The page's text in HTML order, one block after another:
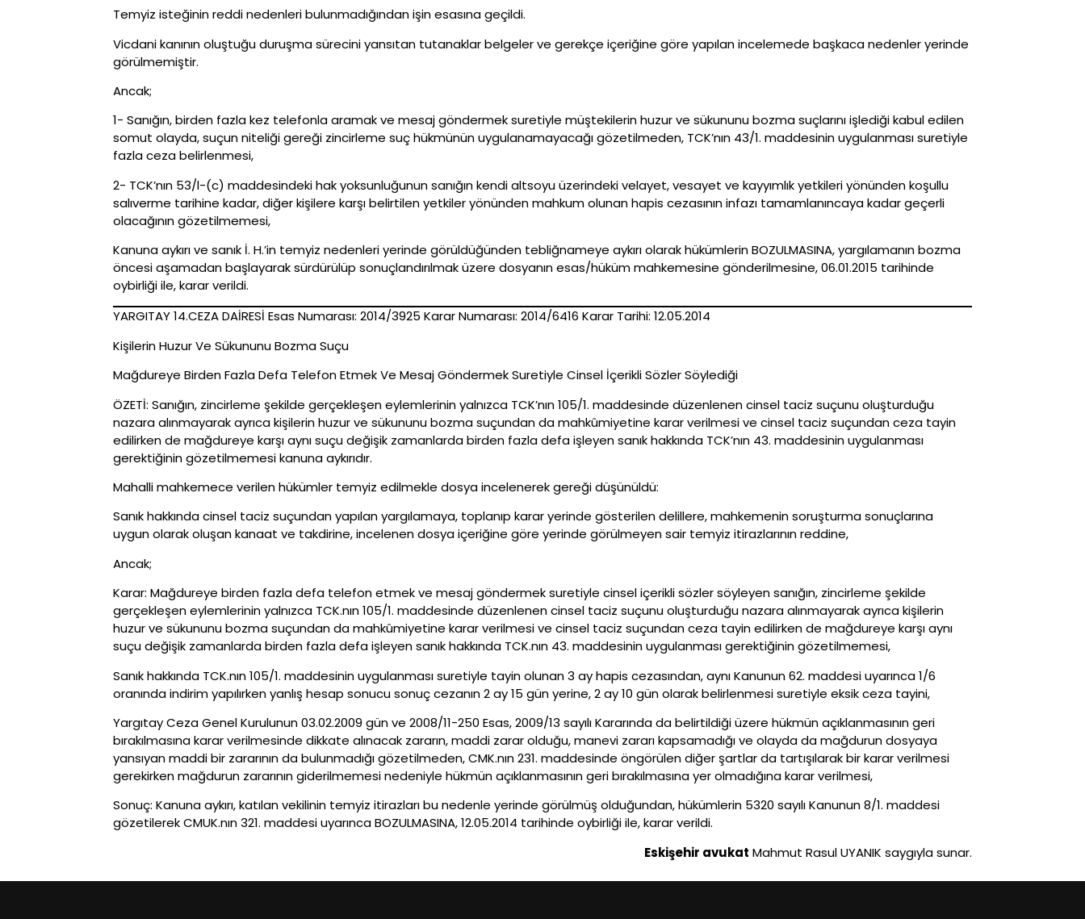
Temyiz isteğinin reddi nedenleri bulunmadığından işin esasına geçildi.
Vicdani kanının oluştuğu duruşma sürecini yansıtan tutanaklar belgeler ve gerekçe içeriğine göre yapılan incelemede başkaca nedenler yerinde
görülmemiştir.
Ancak;
1- Sanığın, birden fazla kez telefonla aramak ve mesaj göndermek suretiyle müştekilerin huzur ve sükununu bozma suçlarını işlediği kabul edilen
somut olayda, suçun niteliği gereği zincirleme suç hükmünün uygulanamayacağı gözetilmeden, TCK’nın 43/1. maddesinin uygulanması suretiyle
fazla ceza belirlenmesi,
2- TCK’nın 53/l-(c) maddesindeki hak yoksunluğunun sanığın kendi altsoyu üzerindeki velayet, vesayet ve kayyımlık yetkileri yönünden koşullu
salıverme tarihine kadar, diğer kişilere karşı belirtilen yetkiler yönünden mahkum olunan hapis cezasının infazı tamamlanıncaya kadar geçerli
olacağının gözetilmemesi,
Kanuna aykırı ve sanık İ. H.’in temyiz nedenleri yerinde görüldüğünden tebliğnameye aykırı olarak hükümlerin BOZULMASINA, yargılamanın bozma
öncesi aşamadan başlayarak sürdürülüp sonuçlandırılmak üzere dosyanın esas/hüküm mahkemesine gönderilmesine, 06.01.2015 tarihinde
oybirliği ile, karar verildi.
YARGITAY 14.CEZA DAİRESİ Esas Numarası: 2014/3925 Karar Numarası: 2014/6416 Karar Tarihi: 12.05.2014
Kişilerin Huzur Ve Sükununu Bozma Suçu
Mağdureye Birden Fazla Defa Telefon Etmek Ve Mesaj Göndermek Suretiyle Cinsel İçerikli Sözler Söylediği
ÖZETİ: Sanığın, zincirleme şekilde gerçekleşen eylemlerinin yalnızca TCK’nın 105/1. maddesinde düzenlenen cinsel taciz suçunu oluşturduğu
nazara alınmayarak ayrıca kişilerin huzur ve sükununu bozma suçundan da mahkûmiyetine karar verilmesi ve cinsel taciz suçundan ceza tayin
edilirken de mağdureye karşı aynı suçu değişik zamanlarda birden fazla defa işleyen sanık hakkında TCK’nın 43. maddesinin uygulanması
gerektiğinin gözetilmemesi kanuna aykırıdır.
Mahalli mahkemece verilen hükümler temyiz edilmekle dosya incelenerek gereği düşünüldü:
Sanık hakkında cinsel taciz suçundan yapılan yargılamaya, toplanıp karar yerinde gösterilen delillere, mahkemenin soruşturma sonuçlarına
uygun olarak oluşan kanaat ve takdirine, incelenen dosya içeriğine göre yerinde görülmeyen sair temyiz itirazlarının reddine,
Ancak;
Karar: Mağdureye birden fazla defa telefon etmek ve mesaj göndermek suretiyle cinsel içerikli sözler söyleyen sanığın, zincirleme şekilde
gerçekleşen eylemlerinin yalnızca TCK.nın 105/1. maddesinde düzenlenen cinsel taciz suçunu oluşturduğu nazara alınmayarak ayrıca kişilerin
huzur ve sükununu bozma suçundan da mahkûmiyetine karar verilmesi ve cinsel taciz suçundan ceza tayin edilirken de mağdureye karşı aynı
suçu değişik zamanlarda birden fazla defa işleyen sanık hakkında TCK.nın 43. maddesinin uygulanması gerektiğinin gözetilmemesi,
Sanık hakkında TCK.nın 105/1. maddesinin uygulanması suretiyle tayin olunan 3 ay hapis cezasından, aynı Kanunun 62. maddesi uyarınca 1/6
oranında indirim yapılırken yanlış hesap sonucu sonuç cezanın 2 ay 15 gün yerine, 2 ay 10 gün olarak belirlenmesi suretiyle eksik ceza tayini,
Yargıtay Ceza Genel Kurulunun 03.02.2009 gün ve 2008/11-250 Esas, 2009/13 sayılı Kararında da belirtildiği üzere hükmün açıklanmasının geri
bırakılmasına karar verilmesinde dikkate alınacak zararın, maddi zarar olduğu, manevi zararı kapsamadığı ve olayda da mağdurun dosyaya
yansıyan maddi bir zararının da bulunmadığı gözetilmeden, CMK.nın 231. maddesinde öngörülen diğer şartlar da tartışılarak bir karar verilmesi
gerekirken mağdurun zararının giderilmemesi nedeniyle hükmün açıklanmasının geri bırakılmasına yer olmadığına karar verilmesi,
Sonuç: Kanuna aykırı, katılan vekilinin temyiz itirazları bu nedenle yerinde görülmüş olduğundan, hükümlerin 5320 sayılı Kanunun 8/1. maddesi
gözetilerek CMUK.nın 321. maddesi uyarınca BOZULMASINA, 12.05.2014 tarihinde oybirliği ile, karar verildi.
Eskişehir avukat Mahmut Rasul UYANIK saygıyla sunar.